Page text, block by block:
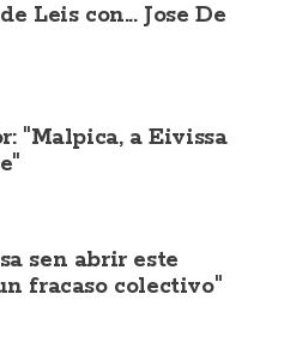
Leis con... Jose De
"Malpica, a Eivissa
sen abrir este
fracaso colectivo"